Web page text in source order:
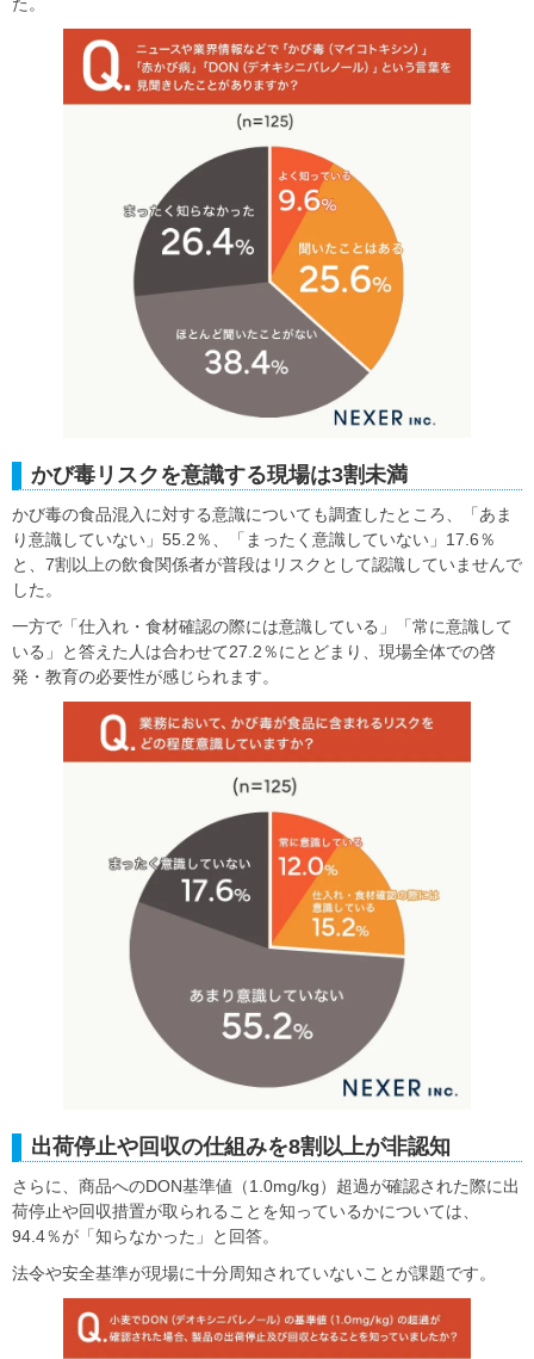
た。
かび毒リスクを意識する現場は3割未満
かび毒の食品混入に対する意識についても調査したところ、「あま
り意識していない」55.2％、「まったく意識していない」17.6％
と、7割以上の飲食関係者が普段はリスクとして認識していませんで
した。
一方で「仕入れ・食材確認の際には意識している」「常に意識して
いる」と答えた人は合わせて27.2％にとどまり、現場全体での啓
発・教育の必要性が感じられます。
出荷停止や回収の仕組みを8割以上が非認知
さらに、商品へのDON基準値（1.0mg/kg）超過が確認された際に出
荷停止や回収措置が取られることを知っているかについては、
94.4％が「知らなかった」と回答。
法令や安全基準が現場に十分周知されていないことが課題です。